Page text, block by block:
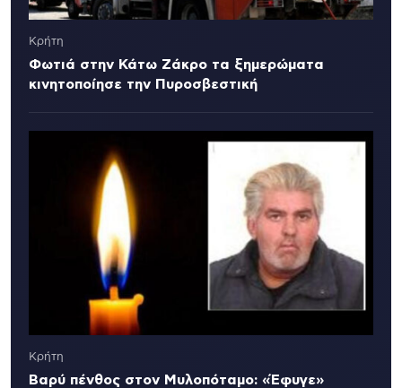
Κρήτη
Φωτιά στην Κάτω Ζάκρο τα ξημερώματα
κινητοποίησε την Πυροσβεστική
Κρήτη
Βαρύ πένθος στον Μυλοπόταμο: «Έφυγε»